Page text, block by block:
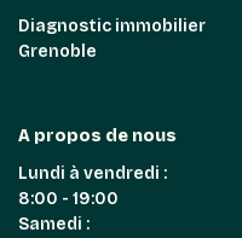
Diagnostic immobilier
Grenoble
A propos de nous
Lundi à vendredi :
8:00 - 19:00
Samedi :